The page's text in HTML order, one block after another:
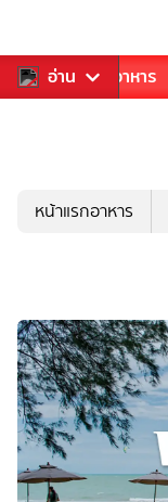
อ่าน
การเพลง อาหาร
หน้าแรกอาหาร